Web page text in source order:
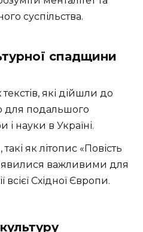
суспільства.
спадщини
текстів, які дійшли до
для подальшого
і науки в Україні.
такі як літопис «Повість
важливими для
всієї Східної Європи.